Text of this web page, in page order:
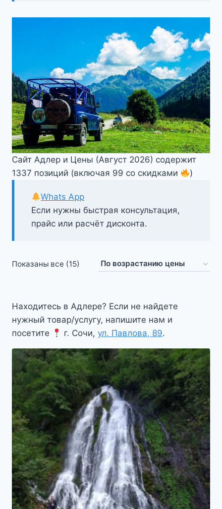
Сайт Адлер и Цены (Август 2026) содержит
1337 позиций (включая 99 со скидками
)
Если нужны быстрая консультация,
прайс или расчёт дисконта.
Whats App
Показаны все (15) Цены:
Находитесь в Адлере? Если не найдете
нужный товар/услугу, напишите нам и
посетите
г. Сочи,ул. Павлова, 89.